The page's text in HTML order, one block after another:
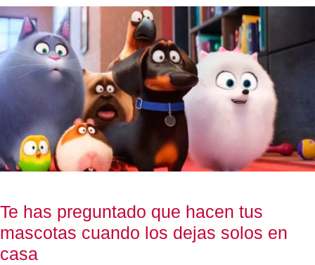
Te has preguntado que hacen tus
mascotas cuando los dejas solos en
casa